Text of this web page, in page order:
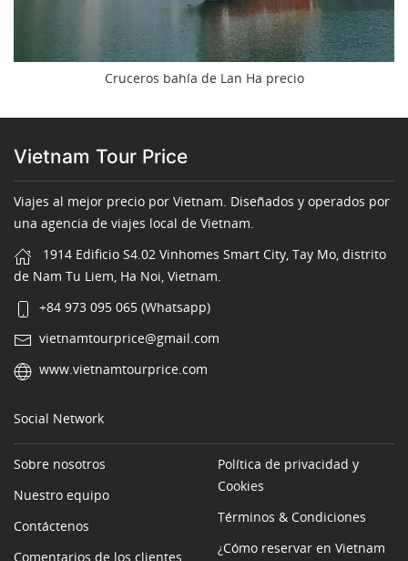
Cruceros bahía de Lan Ha precio
Vietnam Tour Price
Viajes al mejor precio por Vietnam. Diseñados y operados por
una agencia de viajes local de Vietnam.
1914 Edificio S4.02 Vinhomes Smart City, Tay Mo, distrito
de Nam Tu Liem, Ha Noi, Vietnam.
+84 973 095 065 (Whatsapp)
vietnamtourprice@gmail.com
www.vietnamtourprice.com
Social Network
Sobre nosotros
Nuestro equipo
Contáctenos
Comentarios de los clientes
Política de privacidad y
Cookies
Términos & Condiciones
¿Cómo reservar en Vietnam